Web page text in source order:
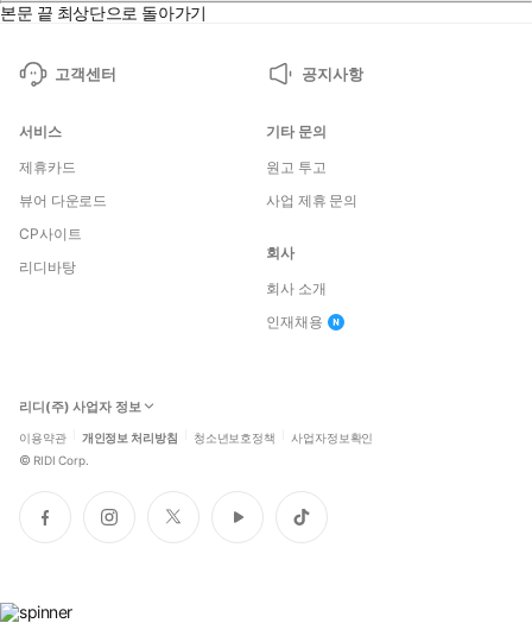
본문 끝 최상단으로 돌아가기
고객센터 공지사항
서비스
제휴카드
뷰어 다운로드
CP사이트
리디바탕
기타 문의
원고 투고
사업 제휴 문의
회사
회사 소개
인재채용
리디(주) 사업자 정보
이용약관 개인정보 처리방침 청소년보호정책 사업자정보확인
© RIDI Corp.
페
이
인
스
트
위
유
튜
틱
톡